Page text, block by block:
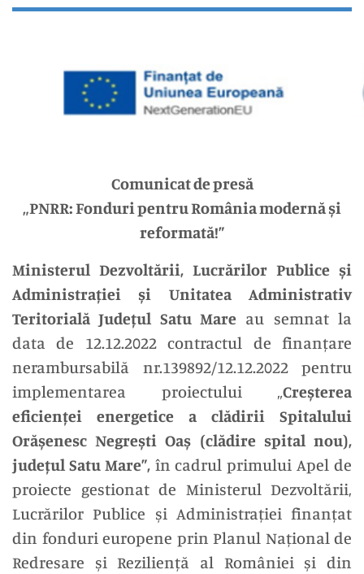
Comunicat de presă
„PNRR: Fonduri pentru România modernă și
reformată!”
Ministerul Dezvoltării, Lucrărilor Publice și
Administrației și Unitatea Administrativ
Teritorială Județul Satu Mare au semnat la
data de 12.12.2022 contractul de finanțare
nerambursabilă nr.139892/12.12.2022 pentru
implementarea proiectului „Creșterea
eficienței energetice a clădirii Spitalului
Orășenesc Negrești Oaș (clădire spital nou),
județul Satu Mare”,în cadrul primului Apel de
proiecte gestionat de Ministerul Dezvoltării,
Lucrărilor Publice și Administrației finanțat
din fonduri europene prin Planul Național de
Redresare și Reziliență al României și din